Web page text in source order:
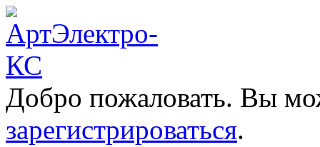
Добро пожаловать. Вы
зарегистрироваться.